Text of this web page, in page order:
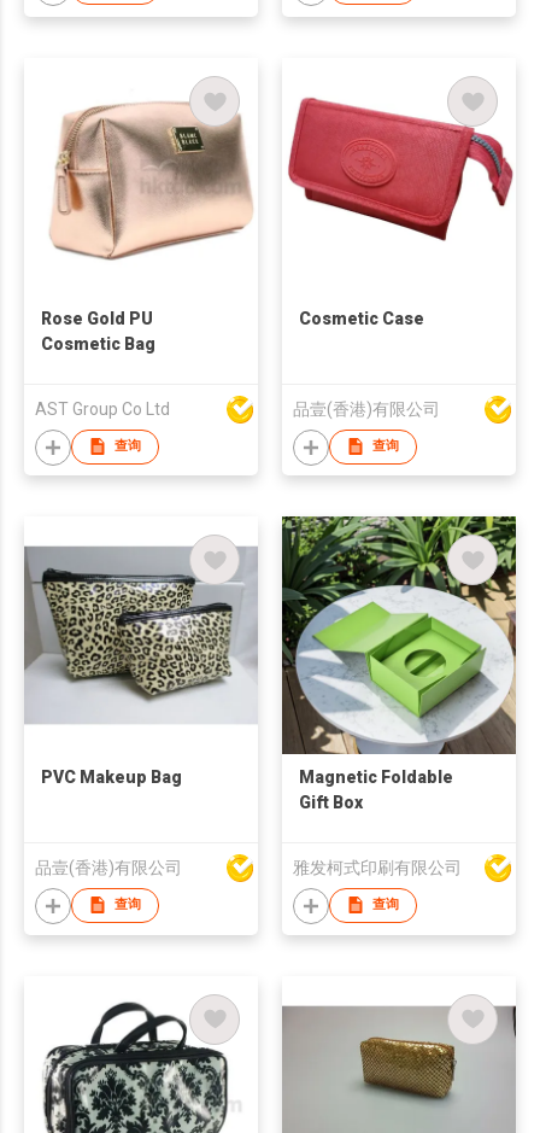
Rose Gold PU
Cosmetic Bag
AST Group Co Ltd
查询
Cosmetic Case
品壹(香港)有限公司
查询
PVC Makeup Bag
品壹(香港)有限公司
查询
Magnetic Foldable
Gift Box
雅发柯式印刷有限公司
查询